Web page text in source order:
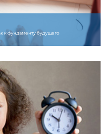
к фундаменту будущего